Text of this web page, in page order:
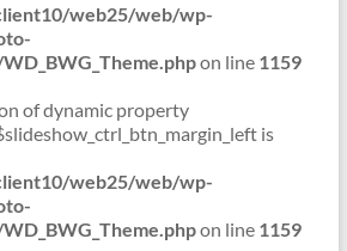
web25/web/wp-
on line 1159
of dynamic property
is
web25/web/wp-
on line 1159